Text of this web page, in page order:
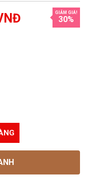
GIẢM GIÁ!
30%